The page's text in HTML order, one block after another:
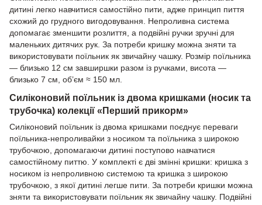
дитині легко навчитися самостійно пити, адже принцип пиття
схожий до грудного вигодовування. Непроливна система
допомагає зменшити розлиття, а подвійні ручки зручні для
маленьких дитячих рук. За потреби кришку можна зняти та
використовувати поїльник як звичайну чашку. Розмір поїльника
— близько 12 см завширшки разом із ручками, висота —
близько 7 см, об’єм ≈ 150 мл.
Силіконовий поїльник із двома кришками (носик та
трубочка) колекції «Перший прикорм»
Силіконовий поїльник із двома кришками поєднує переваги
поїльника-непроливайки з носиком та поїльника з широкою
трубочкою, допомагаючи дитині поступово навчатися
самостійному питтю. У комплекті є дві змінні кришки: кришка з
носиком із непроливною системою та кришка з широкою
трубочкою, з якої дитині легше пити. За потреби кришки можна
зняти та використовувати поїльник як звичайну чашку. Подвійні